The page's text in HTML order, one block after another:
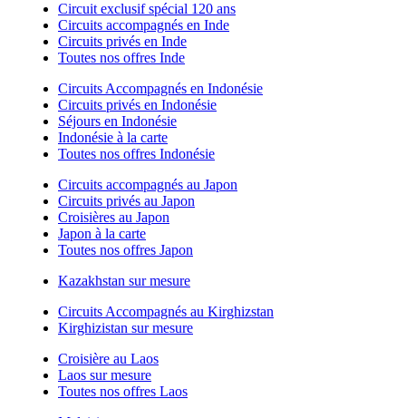
Circuit exclusif spécial 120 ans
Circuits accompagnés en Inde
Circuits privés en Inde
Toutes nos offres Inde
Circuits Accompagnés en Indonésie
Circuits privés en Indonésie
Séjours en Indonésie
Indonésie à la carte
Toutes nos offres Indonésie
Circuits accompagnés au Japon
Circuits privés au Japon
Croisières au Japon
Japon à la carte
Toutes nos offres Japon
Kazakhstan sur mesure
Circuits Accompagnés au Kirghizstan
Kirghizistan sur mesure
Croisière au Laos
Laos sur mesure
Toutes nos offres Laos